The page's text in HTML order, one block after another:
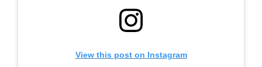
View this post on Instagram